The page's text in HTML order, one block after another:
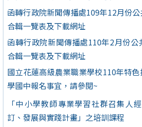
函轉行政院新聞傳播處109年12月份
合輯一覽表及下載網址
函轉行政院新聞傳播處110年2月份公
合輯一覽表及下載網址
國立花蓮高級農業職業學校110年特
學國中報名事宜，請參閱~
「中小學教師專業學習社群召集人
訂、發展與實踐計畫」之培訓課程